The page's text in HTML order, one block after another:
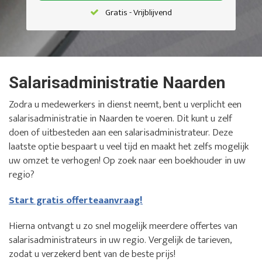
Gratis - Vrijblijvend
Salarisadministratie Naarden
Zodra u medewerkers in dienst neemt, bent u verplicht een
salarisadministratie in Naarden te voeren. Dit kunt u zelf
doen of uitbesteden aan een salarisadministrateur. Deze
laatste optie bespaart u veel tijd en maakt het zelfs mogelijk
uw omzet te verhogen! Op zoek naar een boekhouder in uw
regio?
Start gratis offerteaanvraag!
Hierna ontvangt u zo snel mogelijk meerdere offertes van
salarisadministrateurs in uw regio. Vergelijk de tarieven,
zodat u verzekerd bent van de beste prijs!